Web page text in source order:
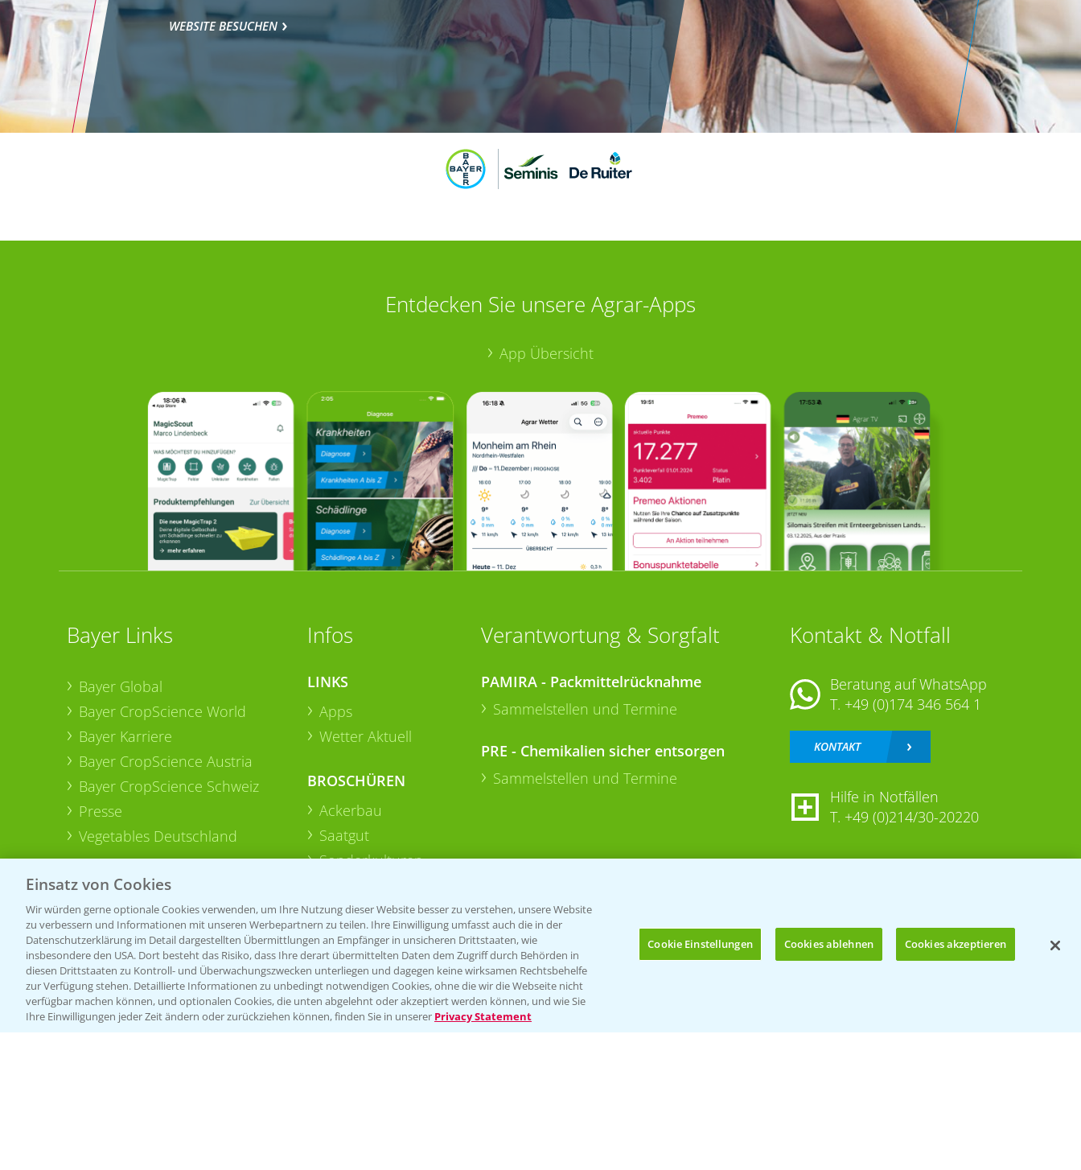
Bis zu 4 Produkte vergleichen:
WEBSITE BESUCHEN
Entdecken Sie unsere Agrar-Apps
App Übersicht
Bayer Links
Bayer Global
Bayer CropScience World
Bayer Karriere
Bayer CropScience Austria
Bayer CropScience Schweiz
Presse
Vegetables Deutschland
Infos
LINKS
Apps
Wetter Aktuell
BROSCHÜREN
Ackerbau
Saatgut
Sonderkulturen
Verantwortung & Sorgfalt
PAMIRA - Packmittelrücknahme
Sammelstellen und Termine
PRE - Chemikalien sicher entsorgen
Sammelstellen und Termine
Kontakt & Notfall
Beratung auf WhatsApp
T. +49 (0)174 346 564 1
KONTAKT
Hilfe in Notfällen
T. +49 (0)214/30-20220
Folgen Sie uns
Einsatz von Cookies
Wir würden gerne optionale Cookies verwenden, um Ihre Nutzung dieser Website besser zu verstehen, unsere Website
zu verbessern und Informationen mit unseren Werbepartnern zu teilen. Ihre Einwilligung umfasst auch die in der
Datenschutzerklärung im Detail dargestellten Übermittlungen an Empfänger in unsicheren Drittstaaten, wie
insbesondere den USA. Dort besteht das Risiko, dass Ihre derart übermittelten Daten dem Zugriff durch Behörden in
diesen Drittstaaten zu Kontroll- und Überwachungszwecken unterliegen und dagegen keine wirksamen Rechtsbehelfe
zur Verfügung stehen. Detaillierte Informationen zu unbedingt notwendigen Cookies, ohne die wir die Webseite nicht
verfügbar machen können, und optionalen Cookies, die unten abgelehnt oder akzeptiert werden können, und wie Sie
Ihre Einwilligungen jeder Zeit ändern oder zurückziehen können, finden Sie in unserer Privacy Statement
Cookie Einstellungen Cookies ablehnen Cookies akzeptieren